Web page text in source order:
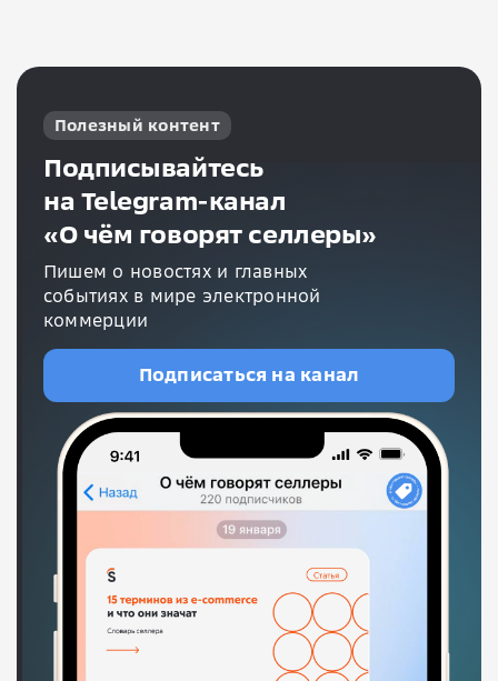
Полезный контент
Подписывайтесь
на Telegram-канал
«О чём говорят селлеры»
Пишем о новостях и главных
событиях в мире электронной
коммерции
Подписаться на канал